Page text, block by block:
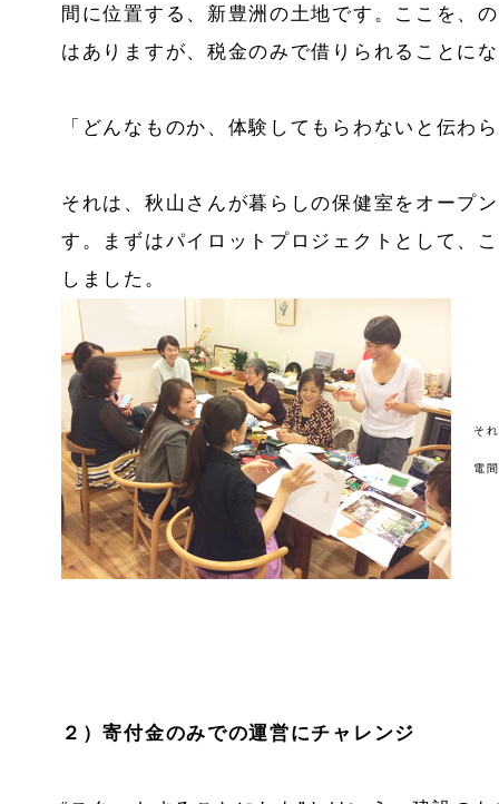
間に位置する、新豊洲の土地です。ここを、
はありますが、税金のみで借りられることに
「どんなものか、体験してもらわないと伝わ
それは、秋山さんが暮らしの保健室をオープ
す。まずはパイロットプロジェクトとして、
しました。
そ
電
２）寄付金のみでの運営にチャレンジ